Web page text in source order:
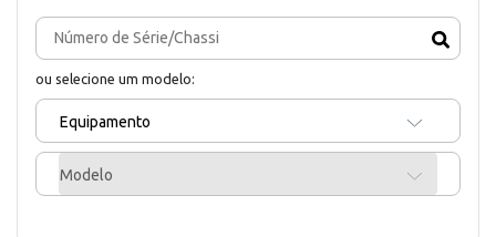
ou selecione um modelo:
Equipamento
Modelo